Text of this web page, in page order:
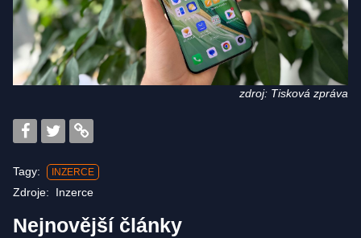
zdroj: Tisková zpráva
Tagy: INZERCE
Zdroje: Inzerce
Nejnovější články